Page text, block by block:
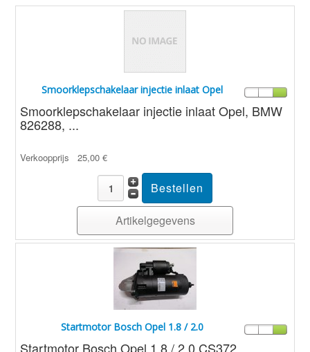
Smoorklepschakelaar injectie inlaat Opel
Smoorklepschakelaar injectie inlaat Opel, BMW
826288, ...
Verkoopprijs 25,00 €
Artikelgegevens
Startmotor Bosch Opel 1.8 / 2.0
Startmotor Bosch Opel 1.8 / 2.0 CS372,